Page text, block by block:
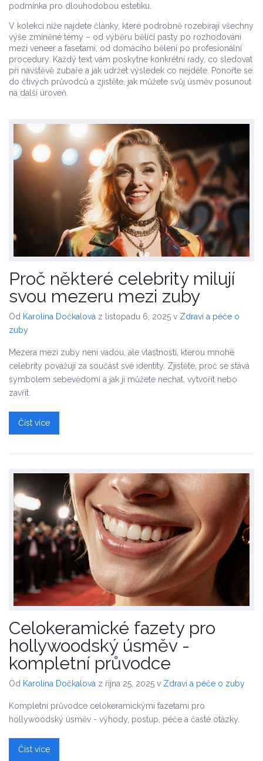
podmínka pro dlouhodobou estetiku.
V kolekci níže najdete články, které podrobně rozebírají všechny
výše zmíněné témy – od výběru bělící pasty po rozhodování
mezi veneer a fasetami, od domácího bělení po profesionální
procedury. Každý text vám poskytne konkrétní rady, co sledovat
při návštěvě zubaře a jak udržet výsledek co nejdéle. Ponořte se
do čtivých průvodců a zjistěte, jak můžete svůj úsměv posunout
na další úroveň.
Proč některé celebrity milují
svou mezeru mezi zuby
Od Karolína Dočkalová z listopadu 6, 2025 v Zdraví a péče o
zuby
Mezera mezi zuby není vadou, ale vlastností, kterou mnohé
celebrity považují za součást své identity. Zjistěte, proč se stává
symbolem sebevědomí a jak ji můžete nechat, vytvořit nebo
zavřít.
Číst více
Celokeramické fazety pro
hollywoodský úsměv -
kompletní průvodce
Od Karolína Dočkalová z října 25, 2025 v Zdraví a péče o zuby
Kompletní průvodce celokeramickými fazetami pro
hollywoodský úsměv - výhody, postup, péče a časté otázky.
Číst více